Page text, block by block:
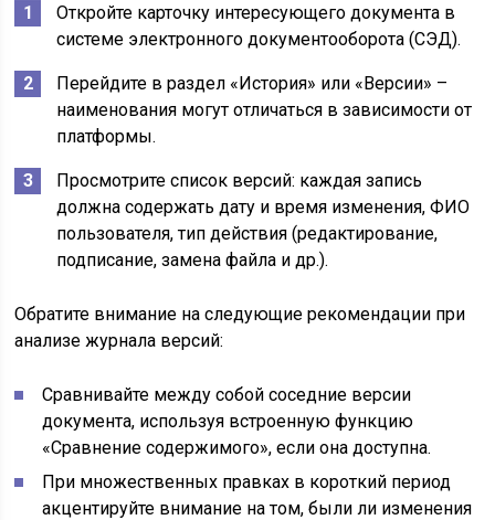
Откройте карточку интересующего документа в
системе электронного документооборота (СЭД).
Перейдите в раздел «История» или «Версии» –
наименования могут отличаться в зависимости от
платформы.
Просмотрите список версий: каждая запись
должна содержать дату и время изменения, ФИО
пользователя, тип действия (редактирование,
подписание, замена файла и др.).
Обратите внимание на следующие рекомендации при
анализе журнала версий:
Сравнивайте между собой соседние версии
документа, используя встроенную функцию
«Сравнение содержимого», если она доступна.
При множественных правках в короткий период
акцентируйте внимание на том, были ли изменения